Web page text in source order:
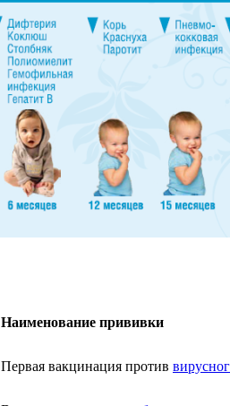
Наименование прививки
Первая вакцинация против